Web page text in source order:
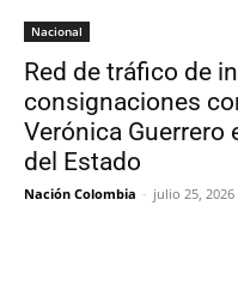
Nacional
Red de tráfico de
consignaciones
Verónica
del Estado
Nación Colombia - julio 25, 2026